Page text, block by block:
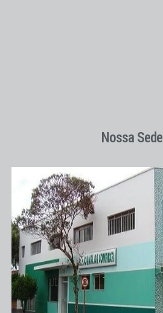
Nossa Sede